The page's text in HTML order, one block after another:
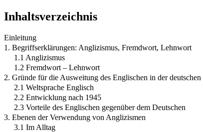
Inhaltsverzeichnis
Einleitung
1. Begriffserklärungen: Anglizismus, Fremdwort, Lehnwort
1.1 Anglizismus
1.2 Fremdwort – Lehnwort
2. Gründe für die Ausweitung des Englischen in der deutschen
2.1 Weltsprache Englisch
2.2 Entwicklung nach 1945
2.3 Vorteile des Englischen gegenüber dem Deutschen
3. Ebenen der Verwendung von Anglizismen
3.1 Im Alltag